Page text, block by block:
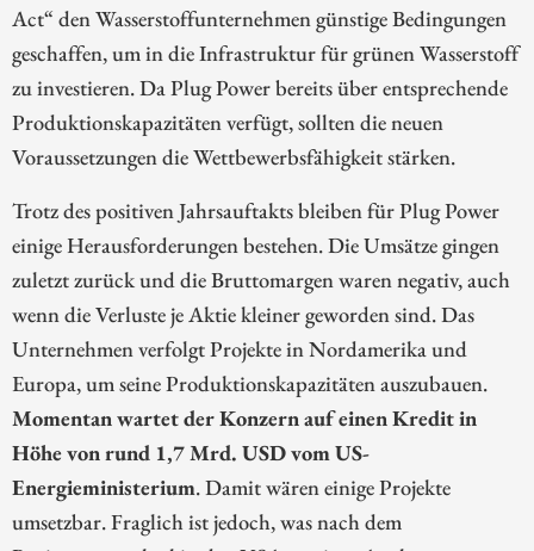
Act“ den Wasserstoffunternehmen günstige Bedingungen
geschaffen, um in die Infrastruktur für grünen Wasserstoff
zu investieren. Da Plug Power bereits über entsprechende
Produktionskapazitäten verfügt, sollten die neuen
Voraussetzungen die Wettbewerbsfähigkeit stärken.
Trotz des positiven Jahrsauftakts bleiben für Plug Power
einige Herausforderungen bestehen. Die Umsätze gingen
zuletzt zurück und die Bruttomargen waren negativ, auch
wenn die Verluste je Aktie kleiner geworden sind. Das
Unternehmen verfolgt Projekte in Nordamerika und
Europa, um seine Produktionskapazitäten auszubauen.
Momentan wartet der Konzern auf einen Kredit in
Höhe von rund 1,7 Mrd. USD vom US-
Energieministerium. Damit wären einige Projekte
umsetzbar. Fraglich ist jedoch, was nach dem